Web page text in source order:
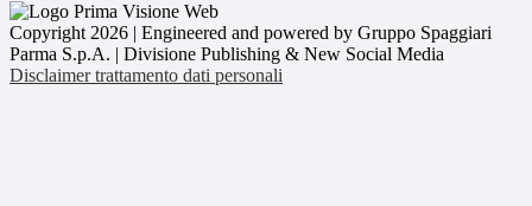
Copyright 2026 | Engineered and powered by Gruppo Spaggiari
Parma S.p.A. | Divisione Publishing & New Social Media
Disclaimer trattamento dati personali